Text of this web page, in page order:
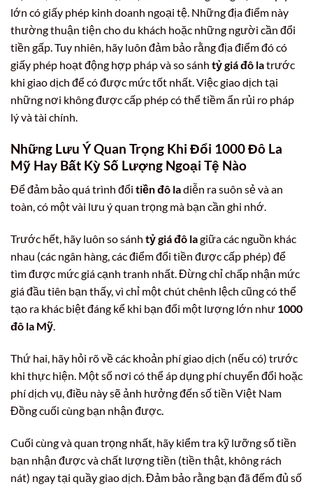
lớn có giấy phép kinh doanh ngoại tệ. Những địa điểm này
thường thuận tiện cho du khách hoặc những người cần đổi
tiền gấp. Tuy nhiên, hãy luôn đảm bảo rằng địa điểm đó có
giấy phép hoạt động hợp pháp và so sánh tỷ giá đô latrước
khi giao dịch để có được mức tốt nhất. Việc giao dịch tại
những nơi không được cấp phép có thể tiềm ẩn rủi ro pháp
lý và tài chính.
Những Lưu Ý Quan Trọng Khi Đổi 1000 Đô La
Mỹ Hay Bất Kỳ Số Lượng Ngoại Tệ Nào
Để đảm bảo quá trình đổi tiền đô ladiễn ra suôn sẻ và an
toàn, có một vài lưu ý quan trọng mà bạn cần ghi nhớ.
Trước hết, hãy luôn so sánh tỷ giá đô lagiữa các nguồn khác
nhau (các ngân hàng, các điểm đổi tiền được cấp phép) để
tìm được mức giá cạnh tranh nhất. Đừng chỉ chấp nhận mức
giá đầu tiên bạn thấy, vì chỉ một chút chênh lệch cũng có thể
tạo ra khác biệt đáng kể khi bạn đổi một lượng lớn như 1000
đô la Mỹ.
Thứ hai, hãy hỏi rõ về các khoản phí giao dịch (nếu có) trước
khi thực hiện. Một số nơi có thể áp dụng phí chuyển đổi hoặc
phí dịch vụ, điều này sẽ ảnh hưởng đến số tiền Việt Nam
Đồng cuối cùng bạn nhận được.
Cuối cùng và quan trọng nhất, hãy kiểm tra kỹ lưỡng số tiền
bạn nhận được và chất lượng tiền (tiền thật, không rách
nát) ngay tại quầy giao dịch. Đảm bảo rằng bạn đã đếm đủ số